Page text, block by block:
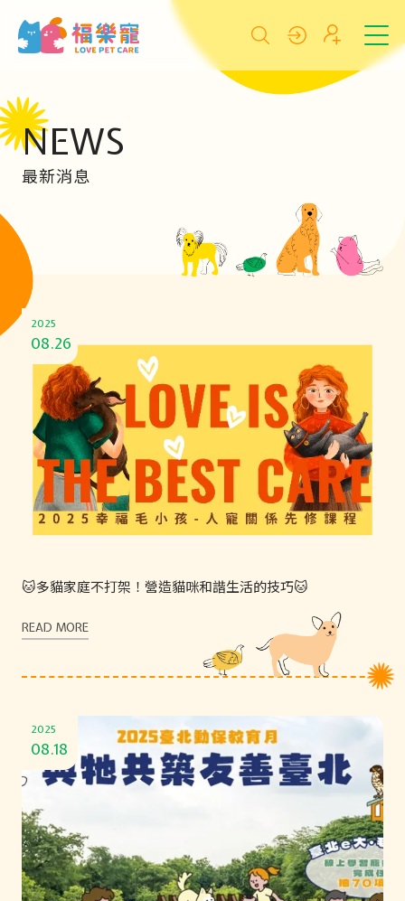
NEWS
最新消息
2025
08.26
🐱多貓家庭不打架！營造貓咪和諧生活的技巧🐱
READ MORE
2025
08.18